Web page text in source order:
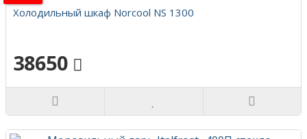
Холодильный шкаф Norcool NS 1300
38650